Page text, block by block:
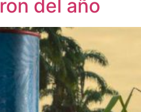
del año